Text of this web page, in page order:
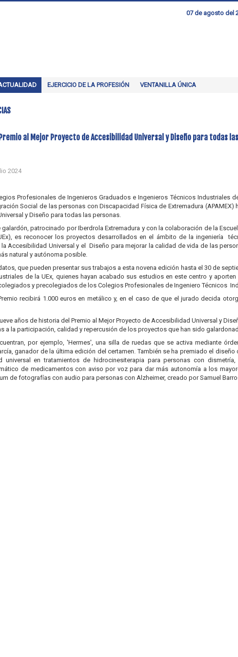
07 de agosto del
EJERCICIO DE LA PROFESIÓN VENTANILLA ÚNICA
al Mejor Proyecto de Accesibilidad Universal y Diseño para todas
2024
Profesionales de Ingenieros Graduados e Ingenieros Técnicos Industriales
Social de las personas con Discapacidad Física de Extremadura
y Diseño para todas las personas.
patrocinado por Iberdrola Extremadura y con la colaboración de la
es reconocer los proyectos desarrollados en el ámbito de la ingeniería
la Accesibilidad Universal y el Diseño para mejorar la calidad de vida de las
natural y autónoma posible.
que pueden presentar sus trabajos a esta novena edición hasta el 30 de
de la UEx, quienes hayan acabado sus estudios en este centro y
y precolegiados de los Colegios Profesionales de Ingeniero Técnicos
recibirá 1.000 euros en metálico y, en el caso de que el jurado decida
años de historia del Premio al Mejor Proyecto de Accesibilidad Universal y
a la participación, calidad y repercusión de los proyectos que han sido
por ejemplo, 'Hermes', una silla de ruedas que se activa mediante
ganador de la última edición del certamen. También se ha premiado el
universal en tratamientos de hidrocinesiterapia para personas con
de medicamentos con aviso por voz para dar más autonomía a los
de fotografías con audio para personas con Alzheimer, creado por Samuel